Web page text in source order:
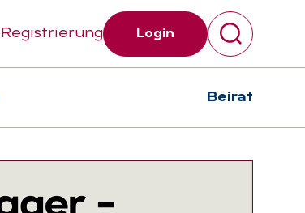
Registrierung Login
Beirat